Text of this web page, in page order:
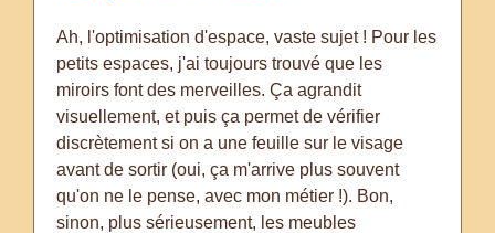
Ah, l'optimisation d'espace, vaste sujet ! Pour les
petits espaces, j'ai toujours trouvé que les
miroirs font des merveilles. Ça agrandit
visuellement, et puis ça permet de vérifier
discrètement si on a une feuille sur le visage
avant de sortir (oui, ça m'arrive plus souvent
qu'on ne le pense, avec mon métier !). Bon,
sinon, plus sérieusement, les meubles